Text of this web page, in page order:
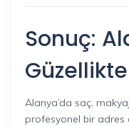
Sonuç:
Alanya’da saç,
profesyonel bir adres